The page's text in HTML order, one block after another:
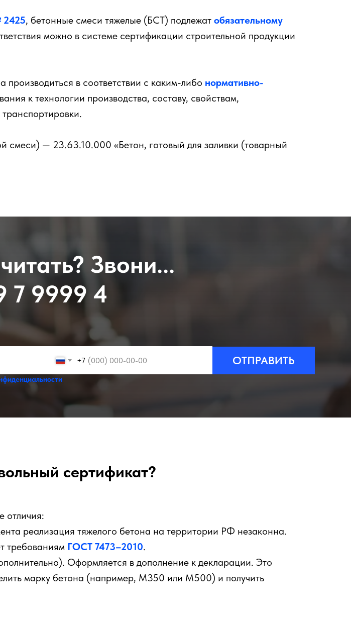
2425, бетонные смеси тяжелые (БСТ) подлежат обязательному
можно в системе сертификации строительной продукции
в соответствии с каким-либо нормативно-
к технологии производства, составу, свойствам,
— 23.63.10.000 «Бетон, готовый для заливки (товарный
Звони...
7 9999 4
+7 ОТПРАВИТЬ
сертификат?
отличия:
реализация тяжелого бетона на территории РФ незаконна.
требованиям ГОСТ 7473–2010.
Оформляется в дополнение к декларации. Это
марку бетона (например, М350 или М500) и получить